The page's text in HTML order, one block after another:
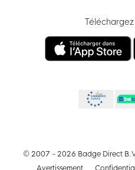
© 2007 - 2026 Badge Direct